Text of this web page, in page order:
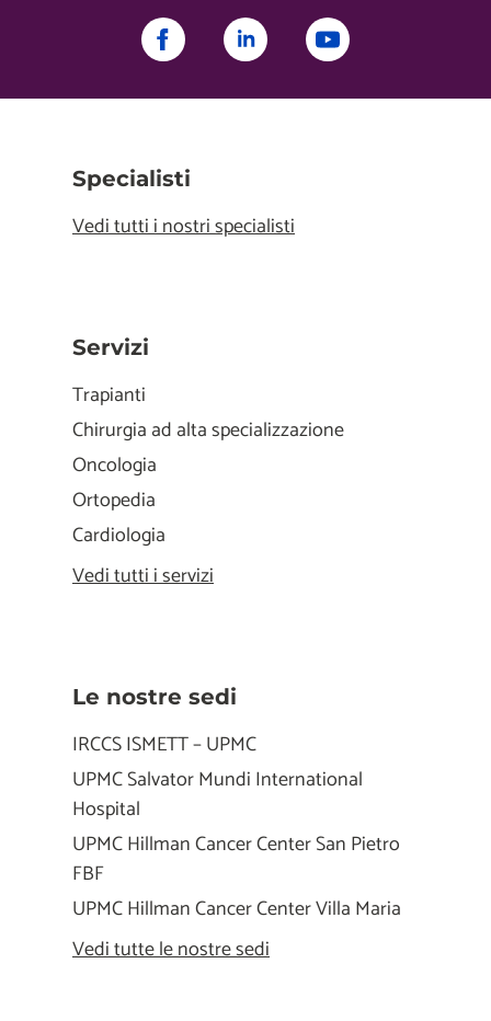
Specialisti
Vedi tutti i nostri specialisti
Servizi
Trapianti
Chirurgia ad alta specializzazione
Oncologia
Ortopedia
Cardiologia
Vedi tutti i servizi
Le nostre sedi
IRCCS ISMETT – UPMC
UPMC Salvator Mundi International
Hospital
UPMC Hillman Cancer Center San Pietro
FBF
UPMC Hillman Cancer Center Villa Maria
Vedi tutte le nostre sedi